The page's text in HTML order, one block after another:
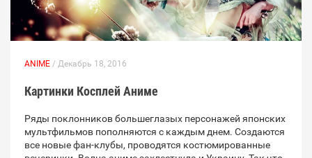
ANIME / Декабрь 18, 2016
Картинки Косплей Аниме
Ряды поклонников большеглазых персонажей японских
мультфильмов пополняются с каждым днем. Создаются
все новые фан-клубы, проводятся костюмированные